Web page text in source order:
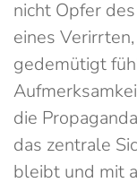
nicht Opfer
eines
gedemütigt
die
das zentrale
bleibt und mit